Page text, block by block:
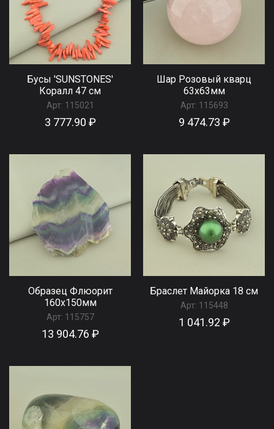
Бусы 'SUNSTONES'
Коралл 47 см
Арт: 115021
3 777.90 ₽
Шар Розовый кварц
63x63мм
Арт: 115693
9 474.73 ₽
Образец Флюорит
160x150мм
Арт: 115757
13 904.76 ₽
Браслет Майорка 18 см
Арт: 115448
1 041.92 ₽